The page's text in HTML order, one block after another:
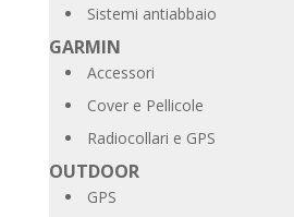
Sistemi antiabbaio
GARMIN
Accessori
Cover e Pellicole
Radiocollari e GPS
OUTDOOR
GPS